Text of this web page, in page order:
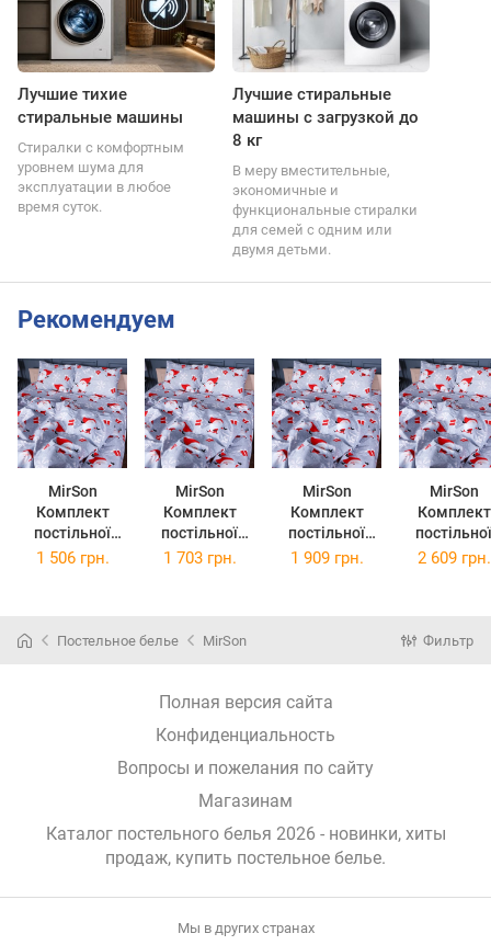
Лучшие тихие
стиральные машины
Стиралки с комфортным
уровнем шума для
эксплуатации в любое
время суток.
Лучшие стиральные
машины с загрузкой до
8 кг
В меру вместительные,
экономичные и
функциональные стиралки
для семей с одним или
двумя детьми.
Рекомендуем
MirSon
Комплект
постільної
білизни
Nights Бязь
MirSon
Комплект
постільної
білизни
Nights Бязь
MirSon
Комплект
постільної
білизни Євро
MirSon
Комплект
постільної
білизни
Starry
1 506 грн. 1 703 грн. 1 909 грн. 2 609 грн.
Постельное белье MirSon Фильтр
Полная версия сайта
Конфиденциальность
Вопросы и пожелания по сайту
Магазинам
Каталог постельного белья 2026 - новинки, хиты
продаж, купить постельное белье.
Мы в других странах